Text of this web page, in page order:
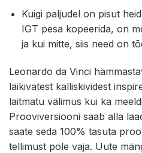
Kuigi paljudel on pisut
IGT pesa kopeerida, on
ja kui mitte, siis need on
Leonardo da Vinci
läikivatest kalliskividest
laitmatu välimus kui ka
Prooviversiooni saab alla
saate seda 100% tasuta
tellimust pole vaja. Uute